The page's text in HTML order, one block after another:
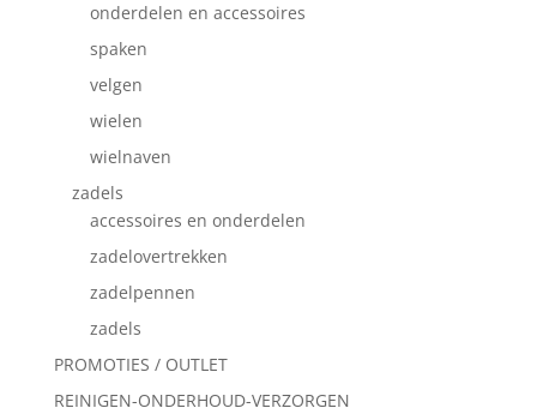
onderdelen en accessoires
spaken
velgen
wielen
wielnaven
zadels
accessoires en onderdelen
zadelovertrekken
zadelpennen
zadels
PROMOTIES / OUTLET
REINIGEN-ONDERHOUD-VERZORGEN